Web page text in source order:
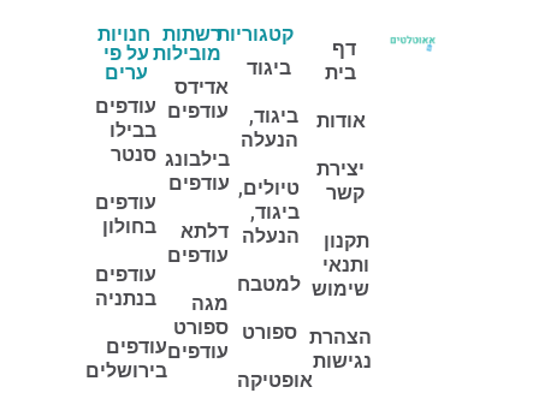
דף
בית
אודות
יצירת
קשר
תקנון
ותנאי
שימוש
הצהרת
נגישות
קטגוריות
ביגוד
ביגוד,
הנעלה
טיולים,
ביגוד,
הנעלה
למטבח
ספורט
אופטיקה
רשתות
מובילות
אדידס
עודפים
בילבונג
עודפים
דלתא
עודפים
מגה
ספורט
עודפים
חנויות
על פי
ערים
עודפים
בבילו
סנטר
עודפים
בחולון
עודפים
בנתניה
עודפים
בירושלים